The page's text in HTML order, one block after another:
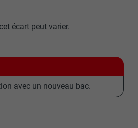
écart peut varier.
avec un nouveau bac.